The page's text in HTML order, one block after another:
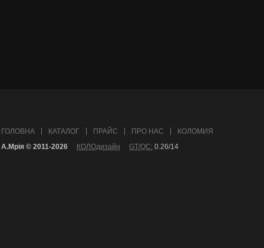
ГОЛОВНА КАТАЛОГ ПРАЙС ПРО НАС КОЛОМИЯ
А.Mрія © 2011-2026 КОЛОдизайн GT/QC: 0.26/14